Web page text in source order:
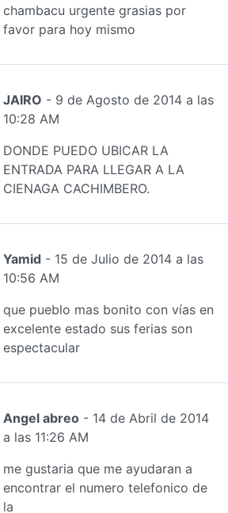
chambacu urgente grasias por
favor para hoy mismo
JAIRO - 9 de Agosto de 2014 a las
10:28 AM
DONDE PUEDO UBICAR LA
ENTRADA PARA LLEGAR A LA
CIENAGA CACHIMBERO.
Yamid - 15 de Julio de 2014 a las
10:56 AM
que pueblo mas bonito con vías en
excelente estado sus ferias son
espectacular
Angel abreo - 14 de Abril de 2014
a las 11:26 AM
me gustaria que me ayudaran a
encontrar el numero telefonico de
la